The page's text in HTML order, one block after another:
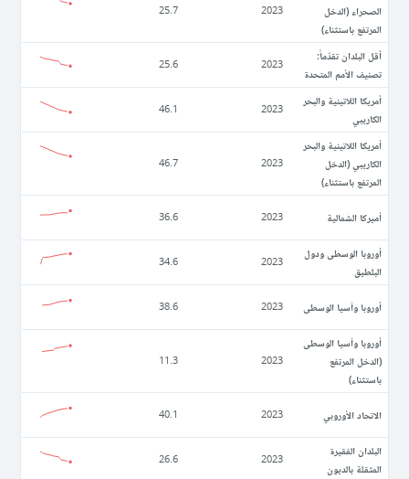
الصحراء (الدخل
المرتفع باستثناء)
2023
25.7
أقل البلدان تقدّماً:
تصنيف الأمم المتحدة
2023
25.6
أمريكا اللاتينية والبحر
الكاريبي
2023
46.1
أمريكا اللاتينية والبحر
الكاريبي (الدخل
المرتفع باستثناء)
2023
46.7
أميركا الشمالية 2023
36.6
أوروبا الوسطى ودول
البلطيق
2023
34.6
أوروبا وآسيا الوسطى 2023
38.6
أوروبا وآسيا الوسطى
(الدخل المرتفع
باستثناء)
2023
11.3
الاتحاد الأوروبي 2023
40.1
البلدان الفقيرة
المثقلة بالديون
2023
26.6